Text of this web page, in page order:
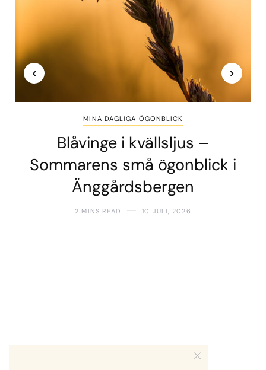
MINA DAGLIGA ÖGONBLICK
Blåvinge i kvällsljus –
Sommarens små ögonblick i
Änggårdsbergen
2 MINS READ 10 JULI, 2026